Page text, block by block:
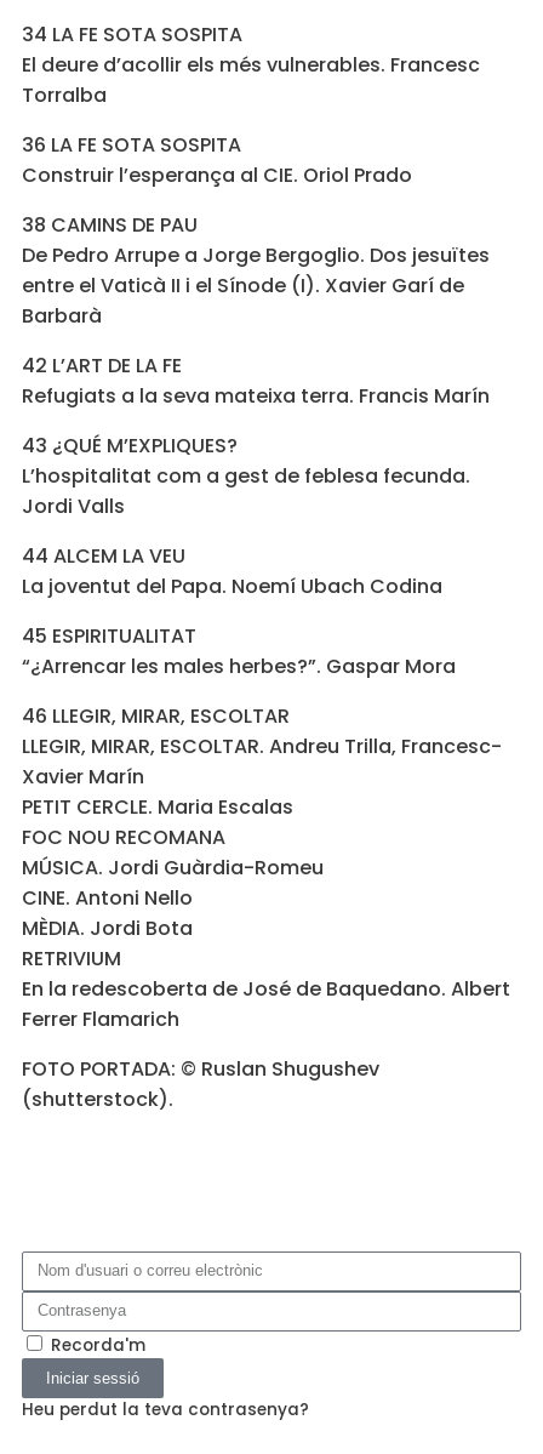
34 LA FE SOTA SOSPITA
El deure dʼacollir els més vulnerables. Francesc
Torralba
36 LA FE SOTA SOSPITA
Construir l’esperança al CIE. Oriol Prado
38 CAMINS DE PAU
De Pedro Arrupe a Jorge Bergoglio. Dos jesuïtes
entre el Vaticà II i el Sínode (I). Xavier Garí de
Barbarà
42 L’ART DE LA FE
Refugiats a la seva mateixa terra. Francis Marín
43 ¿QUÉ M’EXPLIQUES?
L’hospitalitat com a gest de feblesa fecunda.
Jordi Valls
44 ALCEM LA VEU
La joventut del Papa. Noemí Ubach Codina
45 ESPIRITUALITAT
“¿Arrencar les males herbes?”. Gaspar Mora
46 LLEGIR, MIRAR, ESCOLTAR
LLEGIR, MIRAR, ESCOLTAR. Andreu Trilla, Francesc-
Xavier Marín
PETIT CERCLE. Maria Escalas
FOC NOU RECOMANA
MÚSICA. Jordi Guàrdia-Romeu
CINE. Antoni Nello
MÈDIA. Jordi Bota
RETRIVIUM
En la redescoberta de José de Baquedano. Albert
Ferrer Flamarich
FOTO PORTADA: ©️ Ruslan Shugushev
(shutterstock).
Recorda'm
Iniciar sessió
Heu perdut la teva contrasenya?